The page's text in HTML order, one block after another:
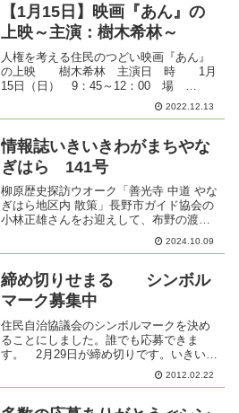
名の...
【1月15日】映画『あん』の
上映～主演：樹木希林～
人権を考える住民のつどい映画『あん』
の上映 樹木希林 主演日 時 1月
15日（日） 9：45～12：00 場
所 東部文化ホール入場料 無 料
【ストーリー】 公式ホームページより
店長として単調な日...
2022.12.13
情報誌いきいきわがまちやな
ぎはら 141号
柳原歴史探訪ウオーク「善光寺 中道 やな
ぎはら地区内 散策」長野市ガイド協会の
小林正雄さんをお迎えして、布野の渡し
付近から柳原地区内の中道の痕跡をたど
ります。2時間程度の『善光寺 中道』散
（土）13時30...
2024.10.09
締め切りせまる シンボル
マーク募集中
住民自治協議会のシンボルマークを決め
ることにしました。誰でも応募できま
す。 2月29日が締め切りです。いきい
き わがまち 『やなぎはら』 をイメ
ージできる親しみやすいもの◇ 手書き
2012.02.22